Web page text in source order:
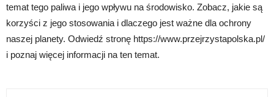
temat tego paliwa i jego wpływu na środowisko. Zobacz, jakie są
korzyści z jego stosowania i dlaczego jest ważne dla ochrony
naszej planety. Odwiedź stronę https://www.przejrzystapolska.pl/
i poznaj więcej informacji na ten temat.